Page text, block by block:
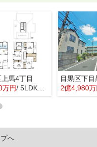
馬4丁目
万円/ 5LDK＋1S(納戸)
目黒区下
2億4,980
へ